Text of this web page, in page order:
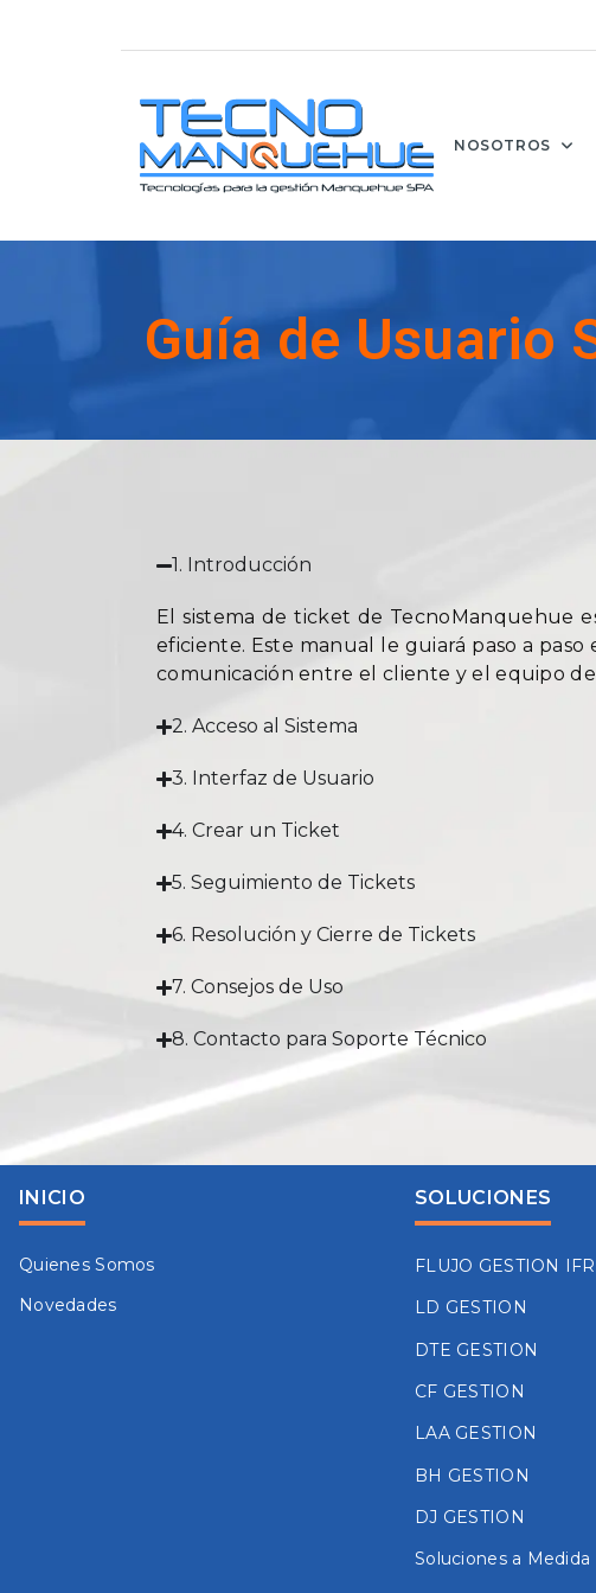
NOSOTROS
Guía de Usuario
1. Introducción
El sistema de ticket de TecnoManquehue
eficiente. Este manual le guiará paso a
comunicación entre el cliente y el equipo
2. Acceso al Sistema
3. Interfaz de Usuario
4. Crear un Ticket
5. Seguimiento de Tickets
6. Resolución y Cierre de Tickets
7. Consejos de Uso
8. Contacto para Soporte Técnico
INICIO
Quienes Somos
Novedades
SOLUCIONES
FLUJO GESTION
LD GESTION
DTE GESTION
CF GESTION
LAA GESTION
BH GESTION
DJ GESTION
Soluciones a Medida